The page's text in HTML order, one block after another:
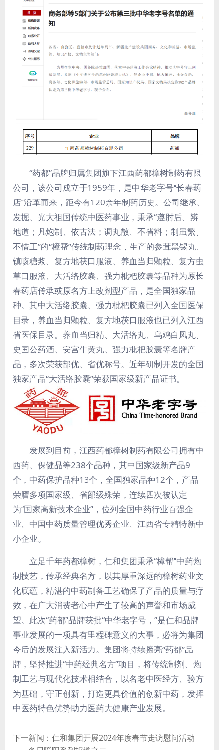
“药都”品牌归属集团旗下江西药都樟树制药有限
公司，该公司成立于1959年，是中华老字号“长春药
店”沿革而来，距今有120余年制药历史。公司继承、
发掘、光大祖国传统中医药事业，秉承“遵肘后、辨
地道；凡炮制、依古法；调丸散、不省料；制虽繁、
不惜工”的“樟帮”传统制药理念，生产的参茸黑锡丸、
镇咳糖浆、复方地茯口服液、养血当归颗粒、复方虫
草口服液、大活络胶囊、强力枇杷胶囊等品种为原长
春药店传承或原名方上改剂型产品，是全国独家品
种。其中大活络胶囊、强力枇杷胶囊已列入全国医保
目录，养血当归颗粒、复方地茯口服液也已列入江西
省医保目录。养血当归精、大活络丸、乌鸡白凤丸、
史国公药酒、安宫牛黄丸、强力枇杷胶囊等名牌产
品，多次荣获部优、省优称号。近年研制开发的全国
独家产品“大活络胶囊”荣获国家级新产品证书。
发展到目前，江西药都樟树制药有限公司拥有中
西药、保健品等238个品种，其中国家级新产品9
个，中药保护品种13个，全国独家品种12个，产品
荣膺多项国家级、省部级殊荣，连续四次被认定
为“国家高新技术企业”，位列全国中药行业百强企
业、中国中药质量管理优秀企业、江西省专精特新中
小企业。
立足千年药都樟树，仁和集团秉承“樟帮”中药炮
制技艺，传承经典名方，以其厚重深远的樟树药业文
化底蕴，精湛的中药制备工艺确保了产品的质量与疗
效，在广大消费者心中产生了较高的声誉和市场威
望。此次“药都”品牌获批“中华老字号，”是仁和品牌
事业发展的一项具有里程碑意义的大事，必将为集团
今后的发展注入新活力。集团将持续擦亮“药都”品
牌，坚持推进“中药经典名方”项目，将传统制剂、炮
制工艺与现代化技术相结合，以名老中医经方、验方
为基础，守正创新，打造更具价值的创新中药，发挥
中医药特色优势助力医药大健康产业发展。
下一新闻：仁和集团开展2024年度春节走访慰问活动